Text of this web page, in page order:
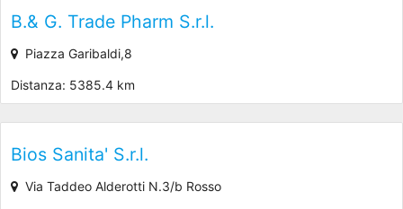
B.& G. Trade Pharm S.r.l.
Piazza Garibaldi,8
Distanza: 5385.4 km
Bios Sanita' S.r.l.
Via Taddeo Alderotti N.3/b Rosso